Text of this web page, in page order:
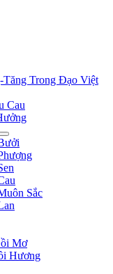
Trong Đạo Việt
Cau
Sắc
Mơ
Hương